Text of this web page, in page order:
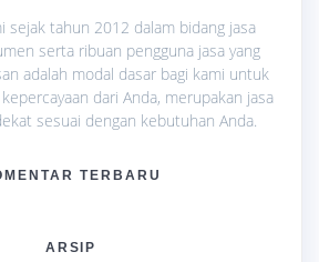
sejak tahun 2012 dalam bidang jasa
serta ribuan pengguna jasa yang
adalah modal dasar bagi kami untuk
dari Anda, merupakan jasa
sesuai dengan kebutuhan Anda.
TERBARU
ARSIP